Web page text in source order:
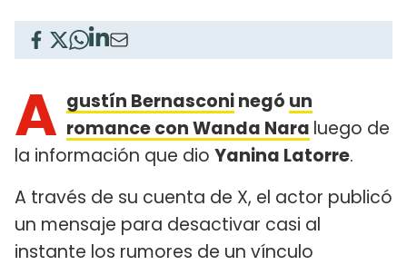
A gustín Bernasconinegó un
romance con Wanda Nara luego de
la información que dio Yanina Latorre.
A través de su cuenta de X, el actor publicó
un mensaje para desactivar casi al
instante los rumores de un vínculo